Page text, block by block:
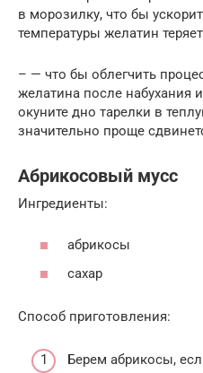
в морозилку, что бы
температуры желатин
– — что бы облегчить
желатина после набухания
окуните дно тарелки в
значительно проще
Абрикосовый мусс
Ингредиенты:
абрикосы
сахар
Способ приготовления:
Берем абрикосы,